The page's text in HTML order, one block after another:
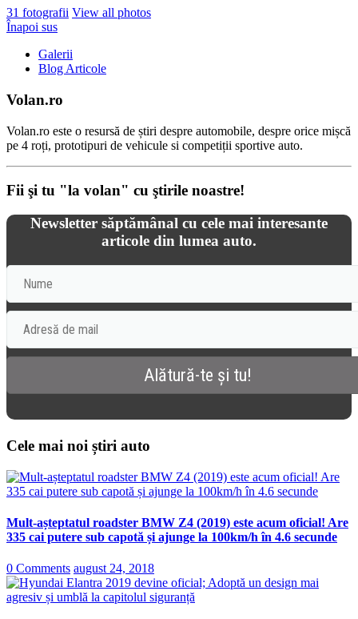
31 fotografii View all photos
Înapoi sus
Galerii
Blog Articole
Volan.ro
Volan.ro este o resursă de știri despre automobile, despre orice mișcă
pe 4 roți, prototipuri de vehicule si competiții sportive auto.
Fii şi tu "la volan" cu ştirile noastre!
Newsletter săptămânal cu cele mai interesante
articole din lumea auto.
Cele mai noi știri auto
Mult-așteptatul roadster BMW Z4 (2019) este acum oficial! Are
335 cai putere sub capotă și ajunge la 100km/h în 4.6 secunde
0 Comments august 24, 2018